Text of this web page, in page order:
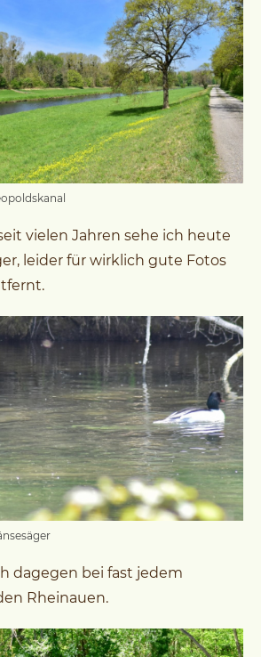
vielen Jahren sehe ich heute
leider für wirklich gute Fotos
dagegen bei fast jedem
Rheinauen.